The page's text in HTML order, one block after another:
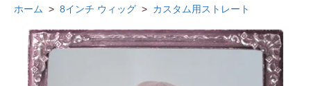
ホーム > 8インチ ウィッグ > カスタム用ストレート